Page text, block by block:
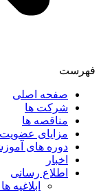
فهرست
صفحه اصلی
شرکت ها
مناقصه ها
مزایای عضویت
دوره های
اخبار
اطلاع رسانی
ابلاغیه